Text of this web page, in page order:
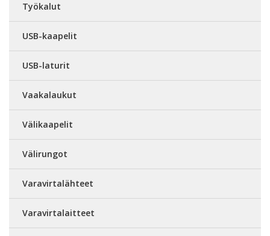
Työkalut
USB-kaapelit
USB-laturit
Vaakalaukut
Välikaapelit
Välirungot
Varavirtalähteet
Varavirtalaitteet